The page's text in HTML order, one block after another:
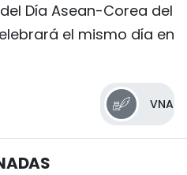
Día Asean-Corea del
el mismo día en
VNA